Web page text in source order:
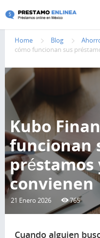
Pasar al contenido principal
Home Blog
cómo funcionan sus
Kubo
funcionan
préstamos
convienen
21 Enero 2026 765
Cuando alguien